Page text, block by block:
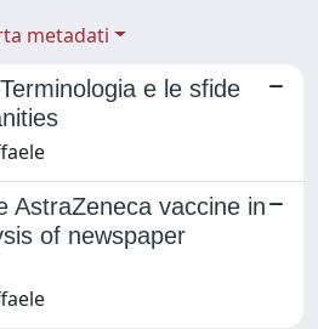
metadati
e le sfide
AstraZeneca vaccine in
of newspaper